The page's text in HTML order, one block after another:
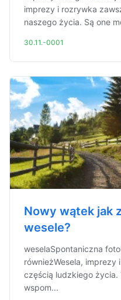
imprezy i rozrywka
naszego życia. Są one
30.11.-0001
Nowy wątek jak
wesele?
weselaSpontaniczna
równieżWesela, imprezy
częścią ludzkiego życia.
wspom...